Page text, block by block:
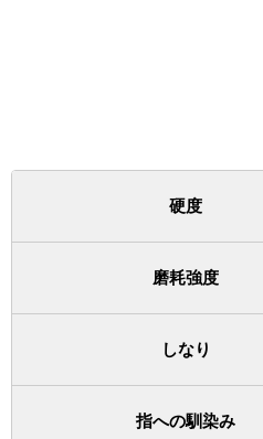
硬度
磨耗強度
しなり
指への馴染み